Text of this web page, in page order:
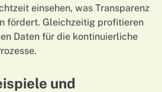
einsehen, was Transparenz
fördert. Gleichzeitig profitieren
Daten für die kontinuierliche
und